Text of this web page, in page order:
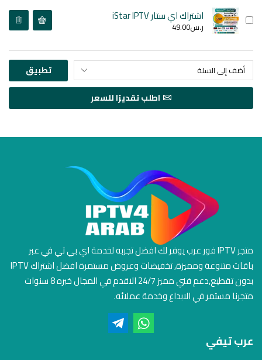
اشتراك اي ستار iStar IPTV
ر.س49.00
تطبيق
اطلب تقديرًا للسعر
متجر IPTV فور عرب يوفر لك افضل تجربه لخدمة اي بي تي في عبر
باقات متنوعة ومميزة, تخفيضات وعروض مستمرة افضل اشتراك IPTV
بدون تقطيع,دعم فني مميز 24/7 الاقدم في المجال خبره 8 سنوات
متجرنا مستمر في الابداع وخدمة عملائه.
عرب تيفي